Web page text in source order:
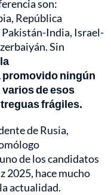
son:
República
India, Israel-
Sin
promovido ningún
varios de esos
frágiles.
de Rusia,
de los candidatos
2025, hace mucho
actualidad.